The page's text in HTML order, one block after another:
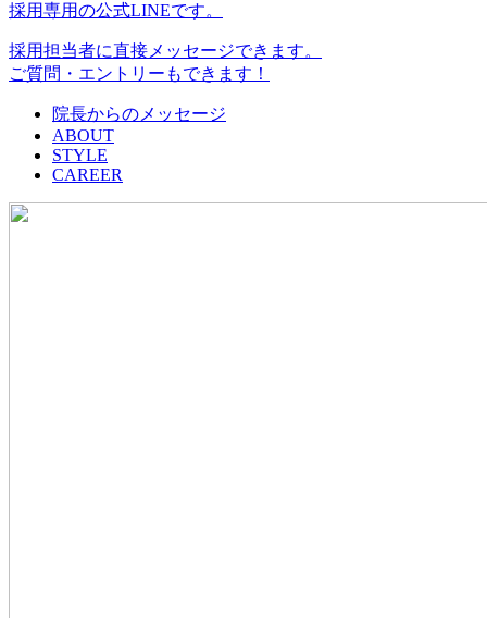
採用専用の公式LINEです。
採用担当者に直接メッセージできます。
ご質問・エントリーもできます！
院長からのメッセージ
ABOUT
STYLE
CAREER